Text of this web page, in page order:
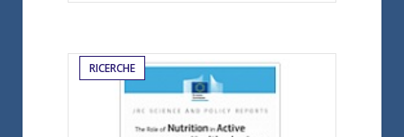
RICERCHE